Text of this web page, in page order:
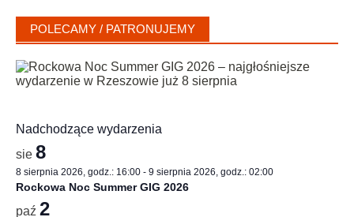
POLECAMY / PATRONUJEMY
Nadchodzące wydarzenia
sie 8
8 sierpnia 2026, godz.: 16:00 - 9 sierpnia 2026, godz.: 02:00
Rockowa Noc Summer GIG 2026
paź 2